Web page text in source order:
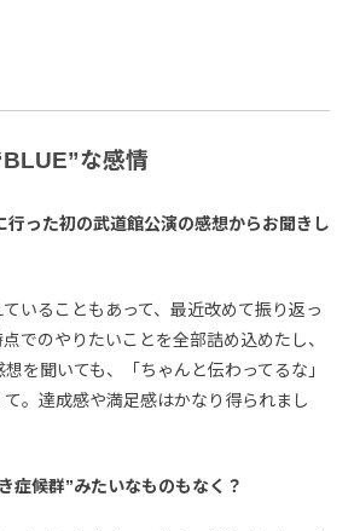
な感情
った初の武道館公演の感想からお聞きし
ていることもあって、最近改めて振り返っ
でのやりたいことを全部詰め込めたし、
を聞いても、「ちゃんと伝わってるな」
。達成感や満足感はかなり得られまし
候群”みたいなものもなく？